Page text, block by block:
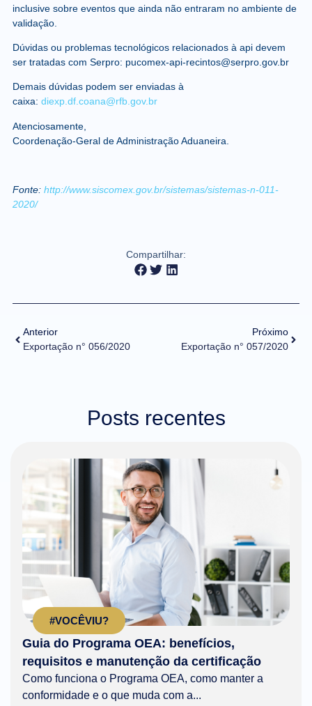
inclusive sobre eventos que ainda não entraram no ambiente de
validação.
Dúvidas ou problemas tecnológicos relacionados à api devem
ser tratadas com Serpro: pucomex-api-recintos@serpro.gov.br
Demais dúvidas podem ser enviadas à
caixa: diexp.df.coana@rfb.gov.br
Atenciosamente,
Coordenação-Geral de Administração Aduaneira.
Fonte: http://www.siscomex.gov.br/sistemas/sistemas-n-011-
2020/
Compartilhar:
Anterior
Exportação n° 056/2020
Próximo
Exportação n° 057/2020
Posts recentes
#VOCÊVIU?
Guia do Programa OEA: benefícios,
requisitos e manutenção da certificação
Como funciona o Programa OEA, como manter a
conformidade e o que muda com a...